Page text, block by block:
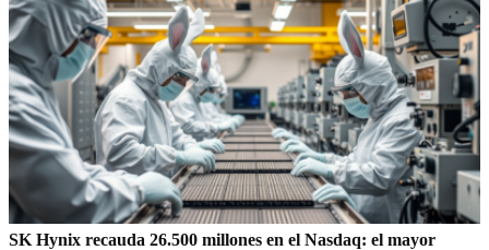
SK Hynix recauda 26.500 millones en el Nasdaq: el mayor